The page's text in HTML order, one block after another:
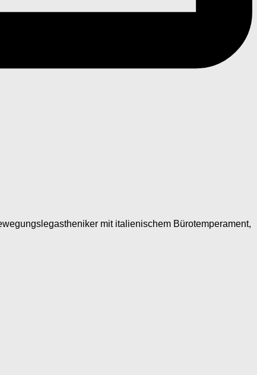
mit italienischem Bürotemperament,